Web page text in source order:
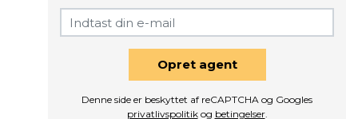
Opret agent
Denne side er beskyttet af reCAPTCHA og Googles
privatlivspolitikog betingelser.